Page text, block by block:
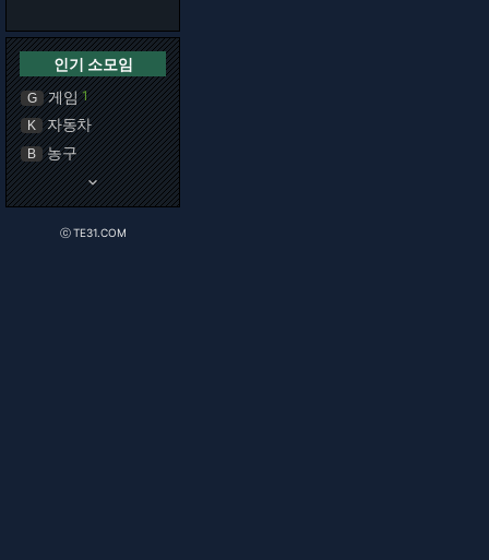
인기 소모임
G 게임 1
K 자동차
B 농구
keyboard_arrow_down
ⓒ TE31.COM